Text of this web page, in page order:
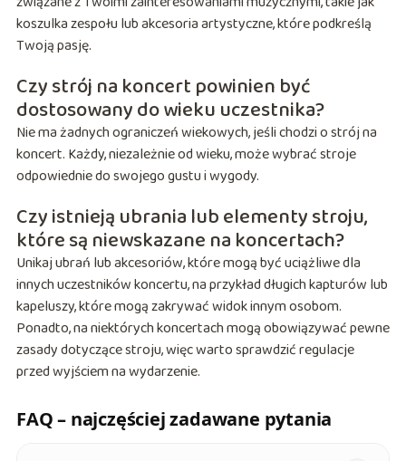
koszulka zespołu lub akcesoria artystyczne, które podkreślą
Twoją pasję.
Czy strój na koncert powinien być
dostosowany do wieku uczestnika?
Nie ma żadnych ograniczeń wiekowych, jeśli chodzi o strój na
koncert. Każdy, niezależnie od wieku, może wybrać stroje
odpowiednie do swojego gustu i wygody.
Czy istnieją ubrania lub elementy stroju,
które są niewskazane na koncertach?
Unikaj ubrań lub akcesoriów, które mogą być uciążliwe dla
innych uczestników koncertu, na przykład długich kapturów lub
kapeluszy, które mogą zakrywać widok innym osobom.
Ponadto, na niektórych koncertach mogą obowiązywać pewne
zasady dotyczące stroju, więc warto sprawdzić regulacje
przed wyjściem na wydarzenie.
FAQ – najczęściej zadawane pytania